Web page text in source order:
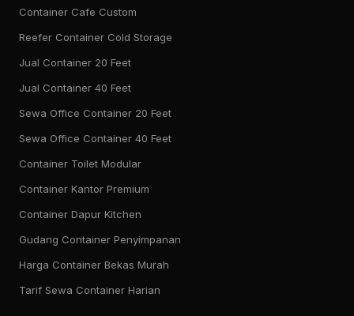
Container Cafe Custom
Reefer Container Cold Storage
Jual Container 20 Feet
Jual Container 40 Feet
Sewa Office Container 20 Feet
Sewa Office Container 40 Feet
Container Toilet Modular
Container Kantor Premium
Container Dapur Kitchen
Gudang Container Penyimpanan
Harga Container Bekas Murah
Tarif Sewa Container Harian